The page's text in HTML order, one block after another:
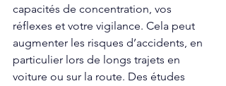
capacités de concentration, vos
réflexes et votre vigilance. Cela peut
augmenter les risques d’accidents, en
particulier lors de longs trajets en
voiture ou sur la route. Des études